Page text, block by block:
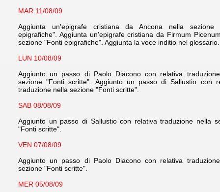
MAR 11/08/09
Aggiunta un'epigrafe cristiana da Ancona nella sezione
epigrafiche". Aggiunta un'epigrafe cristiana da Firmum
sezione "Fonti epigrafiche". Aggiunta la voce inditio nel glossario.
LUN 10/08/09
Aggiunto un passo di Paolo Diacono con relativa
sezione "Fonti scritte". Aggiunto un passo di Sallustio con
traduzione nella sezione "Fonti scritte".
SAB 08/08/09
Aggiunto un passo di Sallustio con relativa traduzione nella
"Fonti scritte".
VEN 07/08/09
Aggiunto un passo di Paolo Diacono con relativa
sezione "Fonti scritte".
MER 05/08/09